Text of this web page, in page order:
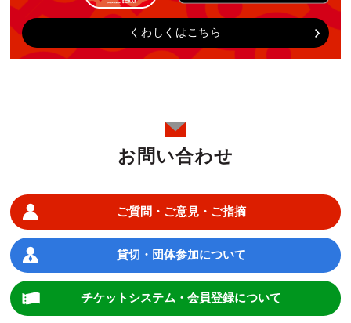
くわしくはこちら
お問い合わせ
ご質問・ご意見・ご指摘
貸切・団体参加について
チケットシステム・会員登録について